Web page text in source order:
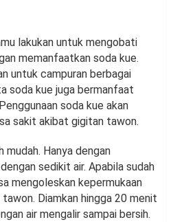
lakukan untuk mengobati
memanfaatkan soda kue.
untuk campuran berbagai
soda kue juga bermanfaat
soda kue akan
sakit akibat gigitan tawon.
mudah. Hanya dengan
sedikit air. Apabila sudah
mengoleskan kepermukaan
Diamkan hingga 20 menit
air mengalir sampai bersih.